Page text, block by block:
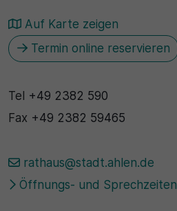
Auf Karte zeigen
Termin online reservieren
Tel +49 2382 590
Fax +49 2382 59465
rathaus@stadt.ahlen.de
Öffnungs- und Sprechzeiten